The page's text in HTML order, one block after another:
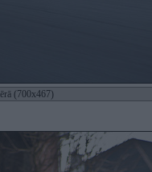
(700x467)